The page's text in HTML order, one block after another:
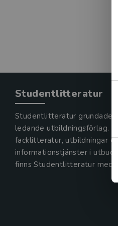
Studentlitteratur
Studentlitteratur grundades
ledande utbildningsförlag.
facklitteratur, utbildningar
informationstjänster i
finns Studentlitteratur med